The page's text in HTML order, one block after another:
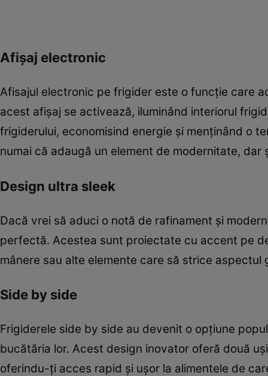
Afișaj electronic
Afisajul electronic pe frigider este o funcție care
acest afișaj se activează, iluminând interiorul
frigiderului, economisind energie și menținând o
numai că adaugă un element de modernitate,
Design ultra sleek
Dacă vrei să aduci o notă de rafinament și
perfectă. Acestea sunt proiectate cu accent pe
mânere sau alte elemente care să strice aspectul
Side by side
Frigiderele side by side au devenit o opțiune
bucătăria lor. Acest design inovator oferă două
oferindu-ți acces rapid și ușor la alimentele de